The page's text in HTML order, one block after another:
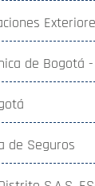
de Bogotá -
de Seguros